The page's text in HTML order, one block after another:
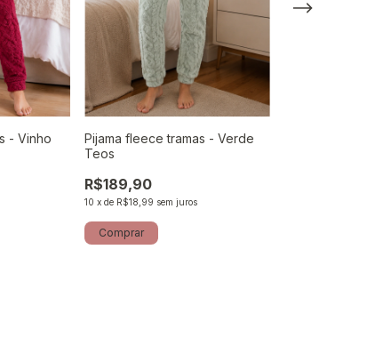
- Vinho
Pijama fleece tramas - Verde
Teos
R$189,90
10 xde R$18,99 sem juros
Comprar